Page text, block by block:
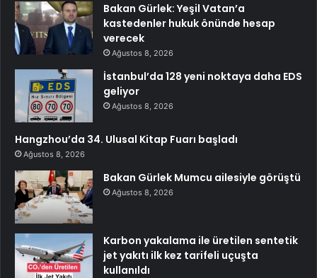
Bakan Gürlek: Yeşil Vatan’a
kastedenler hukuk önünde hesap
verecek
Ağustos 8, 2026
İstanbul’da 128 yeni noktaya daha EDS
geliyor
Ağustos 8, 2026
Hangzhou’da 34. Ulusal Kitap Fuarı başladı
Ağustos 8, 2026
Bakan Gürlek Mumcu ailesiyle görüştü
Ağustos 8, 2026
Karbon yakalama ile üretilen sentetik
jet yakıtı ilk kez tarifeli uçuşta
kullanıldı